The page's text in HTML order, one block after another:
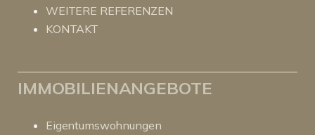
WEITERE REFERENZEN
KONTAKT
IMMOBILIENANGEBOTE
Eigentumswohnungen